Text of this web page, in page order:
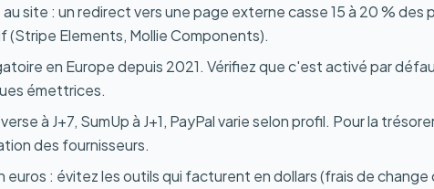
site : un redirect vers une page externe casse 15 à 20 % des
Elements, Mollie Components).
en Europe depuis 2021. Vérifiez que c'est activé par
émettrices.
à J+7, SumUp à J+1, PayPal varie selon profil. Pour la
des fournisseurs.
: évitez les outils qui facturent en dollars (frais de